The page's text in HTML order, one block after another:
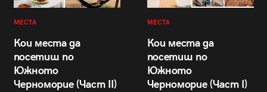
МЕСТА
Кои места да
посетиш по
Южното
Черноморие (Част II)
МЕСТА
Кои места да
посетиш по
Южното
Черноморие (Част I)